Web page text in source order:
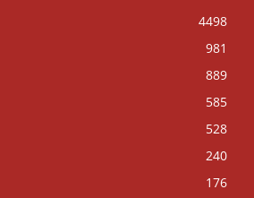
4498
981
889
585
528
240
176